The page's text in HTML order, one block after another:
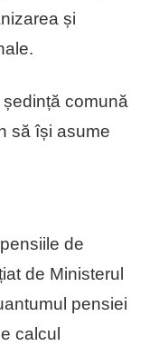
și
comună
să își asume
de
de Ministerul
pensiei
calcul